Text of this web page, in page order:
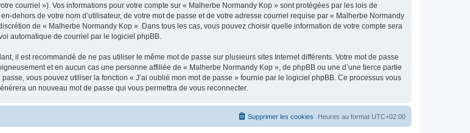
courriel »). Vos informations pour votre compte sur « Malherbe Normandy Kop » sont protégées par les lois de
dehors de votre nom d’utilisateur, de votre mot de passe et de votre adresse courriel requise par « Malherbe Normandy
de « Malherbe Normandy Kop ». Dans tous les cas, vous pouvez choisir quelle information de votre compte sera
automatique de courriel par le logiciel phpBB.
il est recommandé de ne pas utiliser le même mot de passe sur plusieurs sites Internet différents. Votre mot de passe
et en aucun cas une personne affiliée de « Malherbe Normandy Kop », de phpBB ou une d’une tierce partie
vous pouvez utiliser la fonction « J’ai oublié mon mot de passe » fournie par le logiciel phpBB. Ce processus vous
un nouveau mot de passe qui vous permettra de vous reconnecter.
Heures au format UTC+02:00
Supprimer les cookies